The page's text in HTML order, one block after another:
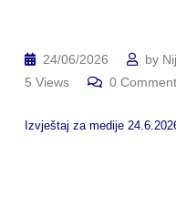
24/06/2026 by
5 Views 0
Izvještaj za medije